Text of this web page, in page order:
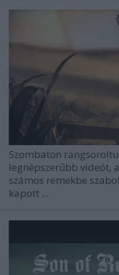
Szombaton
legnépszerűbb videót,
számos remekbe
kapott ...